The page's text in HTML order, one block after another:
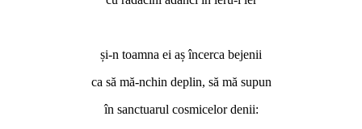
și-n toamna ei aș încerca bejenii
ca să mă-nchin deplin, să mă supun
în sanctuarul cosmicelor denii: